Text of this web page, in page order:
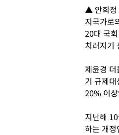
▲ 안희정
지국가로
20대 국
치러지기
제윤경
기 규제
20% 이
지난해
하는 개